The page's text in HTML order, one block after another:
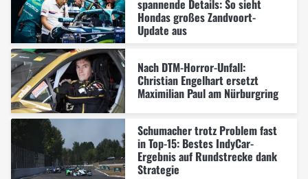
spannende Details: So sieht
Hondas großes Zandvoort-
Update aus
Nach DTM-Horror-Unfall:
Christian Engelhart ersetzt
Maximilian Paul am Nürburgring
Schumacher trotz Problem fast
in Top-15: Bestes IndyCar-
Ergebnis auf Rundstrecke dank
Strategie